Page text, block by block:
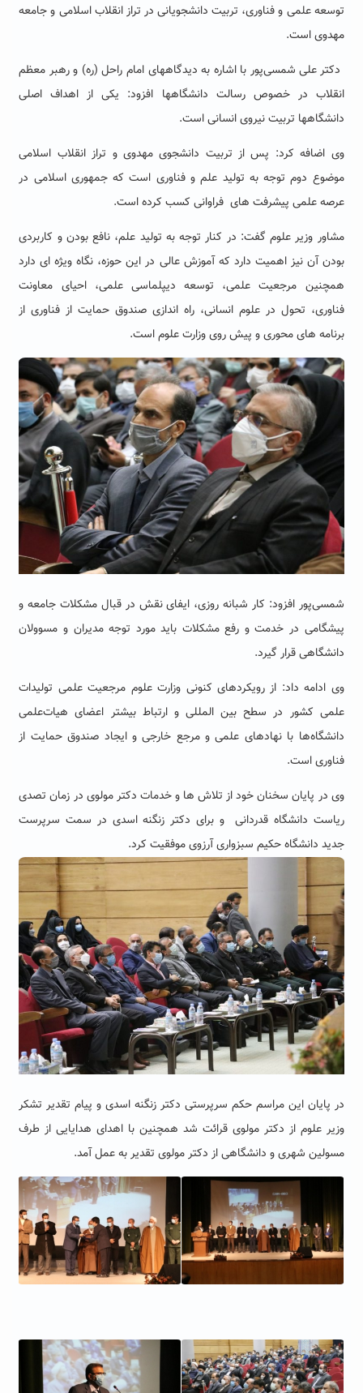
توسعه علمی و فناوری، تربیت دانشجویانی در تراز انقلاب اسلامی و جامعه
مهدوی است.
دکتر علی شمسی‌پور با اشاره به دیدگاههای امام راحل (ره) و رهبر معظم
انقلاب در خصوص رسالت دانشگاهها افزود: یکی از اهداف اصلی
دانشگاهها تربیت نیروی انسانی است.
وی اضافه کرد: پس از تربیت دانشجوی مهدوی و تراز انقلاب اسلامی
موضوع دوم توجه به تولید علم و فناوری است که جمهوری اسلامی در
عرصه علمی پیشرفت های فراوانی کسب کرده است.
مشاور وزیر علوم گفت: در کنار توجه به تولید علم، نافع بودن و کاربردی
بودن آن نیز اهمیت دارد که آموزش عالی در این حوزه، نگاه ویژه ای دارد
همچنین مرجعیت علمی، توسعه دیپلماسی علمی، احیای معاونت
فناوری، تحول در علوم انسانی، راه اندازی صندوق حمایت از فناوری از
برنامه های محوری و پیش روی وزارت علوم است.
شمسی‌پور افزود: کار شبانه روزی، ایفای نقش در قبال مشکلات جامعه و
پیشگامی در خدمت و رفع مشکلات باید مورد توجه مدیران و مسوولان
دانشگاهی قرار گیرد.
وی ادامه داد: از رویکردهای کنونی وزارت علوم مرجعیت علمی تولیدات
علمی کشور در سطح بین المللی و ارتباط بیشتر اعضای هیات‌علمی
دانشگاه‌ها با نهادهای علمی و مرجع خارجی و ایجاد صندوق حمایت از
فناوری است.
وی در پایان سخنان خود از تلاش ها و خدمات دکتر مولوی در زمان تصدی
ریاست دانشگاه قدردانی و برای دکتر زنگنه اسدی در سمت سرپرست
جدید دانشگاه حکیم سبزواری آرزوی موفقیت کرد.
در پایان این مراسم حکم سرپرستی دکتر زنگنه اسدی و پیام تقدیر تشکر
وزیر علوم از دکتر مولوی قرائت شد همچنین با اهدای هدایایی از طرف
مسولین شهری و دانشگاهی از دکتر مولوی تقدیر به عمل آمد.